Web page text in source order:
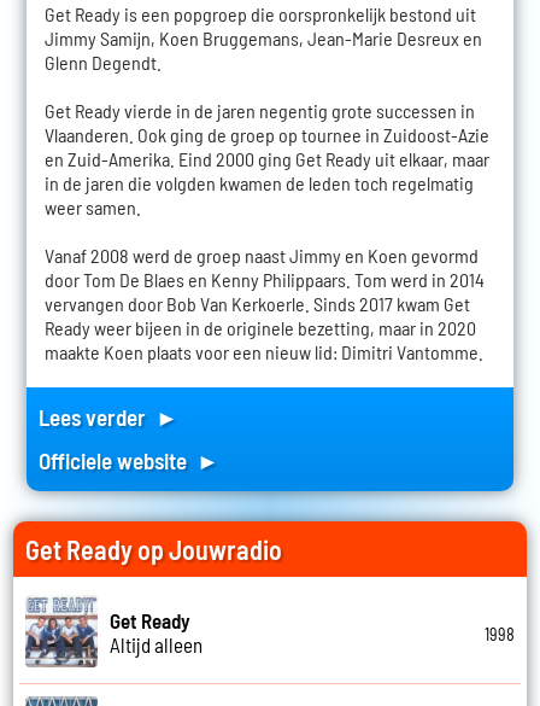
Get Ready is een popgroep die oorspronkelijk bestond uit
Jimmy Samijn, Koen Bruggemans, Jean-Marie Desreux en
Glenn Degendt.
Get Ready vierde in de jaren negentig grote successen in
Vlaanderen. Ook ging de groep op tournee in Zuidoost-Azie
en Zuid-Amerika. Eind 2000 ging Get Ready uit elkaar, maar
in de jaren die volgden kwamen de leden toch regelmatig
weer samen.
Vanaf 2008 werd de groep naast Jimmy en Koen gevormd
door Tom De Blaes en Kenny Philippaars. Tom werd in 2014
vervangen door Bob Van Kerkoerle. Sinds 2017 kwam Get
Ready weer bijeen in de originele bezetting, maar in 2020
maakte Koen plaats voor een nieuw lid: Dimitri Vantomme.
Lees verder ►
Officiele website ►
Get Ready op Jouwradio
Get Ready
Altijd alleen
1998